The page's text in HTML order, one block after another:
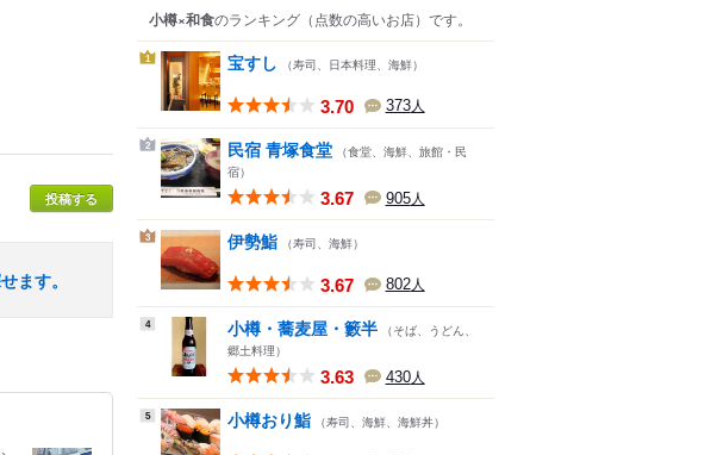
投稿する
ます。
小樽×和食のランキング （点数の高いお店） です。
1 宝すし （寿司、日本料理、海鮮）
3.70 373人
2 民宿 青塚食堂 （食堂、海鮮、旅館・民
宿）
3.67 905人
3 伊勢鮨 （寿司、海鮮）
3.67 802人
4 小樽・蕎麦屋・籔半 （そば、うどん、
郷土料理）
3.63 430人
5 小樽おり鮨 （寿司、海鮮、海鮮丼）